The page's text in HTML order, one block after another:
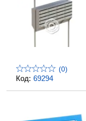
Код: 69294
(0)